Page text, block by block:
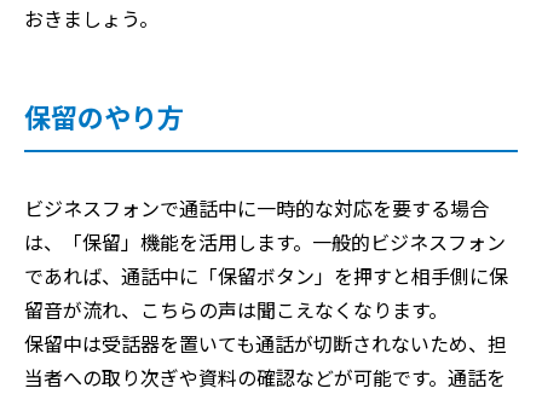
おきましょう。
保留のやり方
ビジネスフォンで通話中に一時的な対応を要する場合
は、「保留」機能を活用します。一般的ビジネスフォン
であれば、通話中に「保留ボタン」を押すと相手側に保
留音が流れ、こちらの声は聞こえなくなります。
保留中は受話器を置いても通話が切断されないため、担
当者への取り次ぎや資料の確認などが可能です。通話を